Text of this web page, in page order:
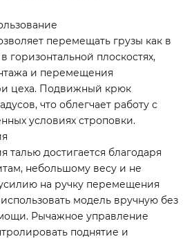
перемещать грузы как в
горизонтальной плоскостях,
и перемещения
цеха. Подвижный крюк
что облегчает работу с
условиях строповки.
талью достигается благодаря
небольшому весу и не
на ручку перемещения
модель вручную без
Рычажное управление
поднятие и